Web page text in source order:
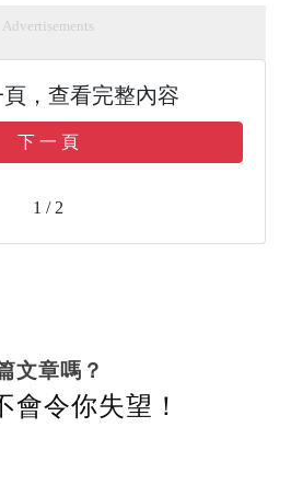
Advertisements
，查看完整內容
下 一 頁
1 / 2
文章嗎？
會令你失望！